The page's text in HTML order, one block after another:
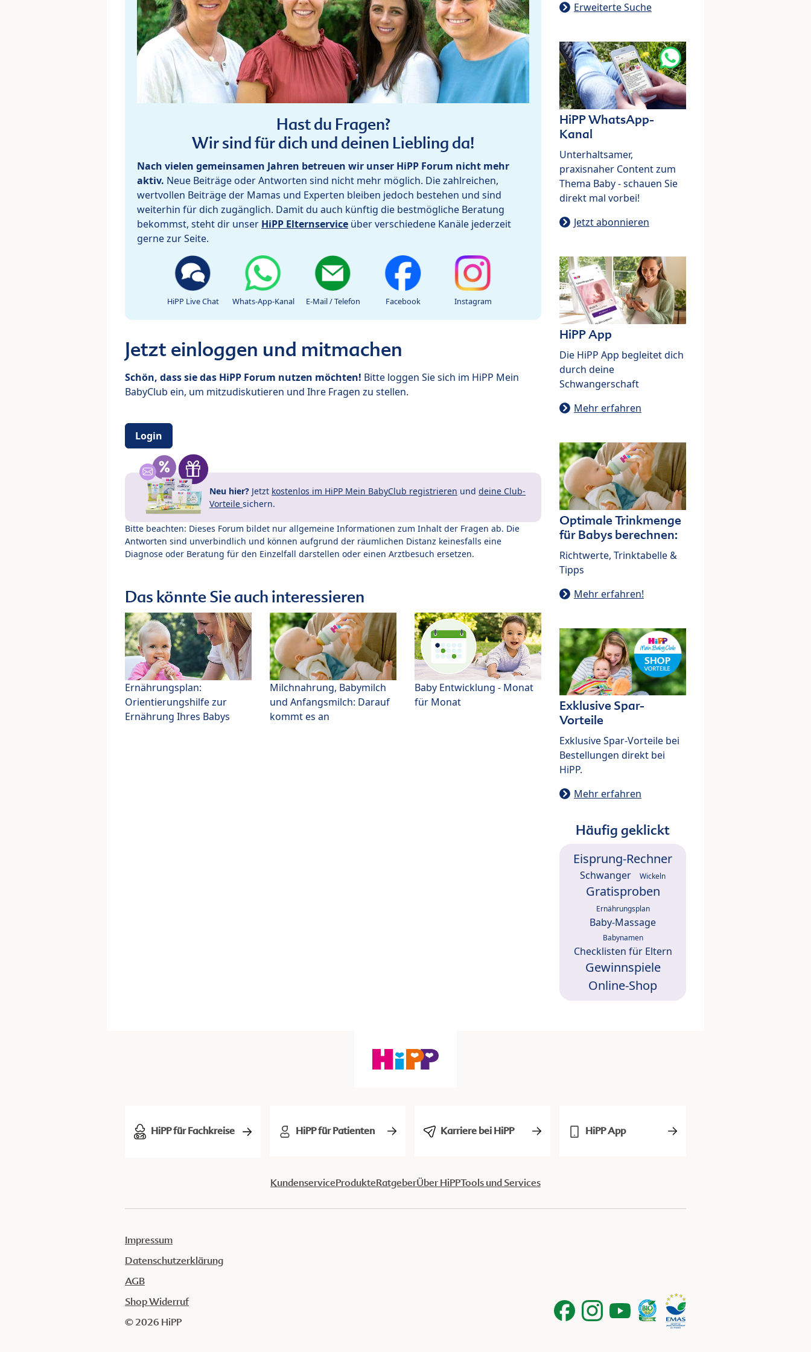
Hast du Fragen?
Wir sind für dich und deinen Liebling da!
Nach vielen gemeinsamen Jahren betreuen wir unser HiPP Forum nicht mehr
aktiv. Neue Beiträge oder Antworten sind nicht mehr möglich. Die zahlreichen,
wertvollen Beiträge der Mamas und Experten bleiben jedoch bestehen und sind
weiterhin für dich zugänglich. Damit du auch künftig die bestmögliche Beratung
bekommst, steht dir unser HiPP Elternservice über verschiedene Kanäle jederzeit
gerne zur Seite.
HiPP Live Chat Whats-App-Kanal E-Mail / Telefon Facebook Instagram
Jetzt einloggen und mitmachen
Schön, dass sie das HiPP Forum nutzen möchten! Bitte loggen Sie sich im HiPP Mein
BabyClub ein, um mitzudiskutieren und Ihre Fragen zu stellen.
Login
Neu hier? Jetzt kostenlos im HiPP Mein BabyClub registrieren und deine Club-
Vorteile sichern.
Bitte beachten: Dieses Forum bildet nur allgemeine Informationen zum Inhalt der Fragen ab. Die
Antworten sind unverbindlich und können aufgrund der räumlichen Distanz keinesfalls eine
Diagnose oder Beratung für den Einzelfall darstellen oder einen Arztbesuch ersetzen.
Das könnte Sie auch interessieren
Ernährungsplan:
Orientierungshilfe zur
Ernährung Ihres Babys
Milchnahrung, Babymilch
und Anfangsmilch: Darauf
kommt es an
Baby Entwicklung - Monat
für Monat
Erweiterte Suche
HiPP WhatsApp-
Kanal
Unterhaltsamer,
praxisnaher Content zum
Thema Baby - schauen Sie
direkt mal vorbei!
Jetzt abonnieren
HiPP App
Die HiPP App begleitet dich
durch deine
Schwangerschaft
Mehr erfahren
Optimale Trinkmenge
für Babys berechnen:
Richtwerte, Trinktabelle &
Tipps
Mehr erfahren!
Exklusive Spar-
Vorteile
Exklusive Spar-Vorteile bei
Bestellungen direkt bei
HiPP.
Mehr erfahren
Häufig geklickt
Eisprung-Rechner
Schwanger Wickeln
Gratisproben
Ernährungsplan
Baby-Massage
Babynamen
Checklisten für Eltern
Gewinnspiele
Online-Shop
HiPP für Fachkreise HiPP für Patienten Karriere bei HiPP HiPP App
KundenserviceProdukteRatgeberÜber HiPPTools und Services
Impressum
Datenschutzerklärung
AGB
Shop Widerruf
© 2026 HiPP